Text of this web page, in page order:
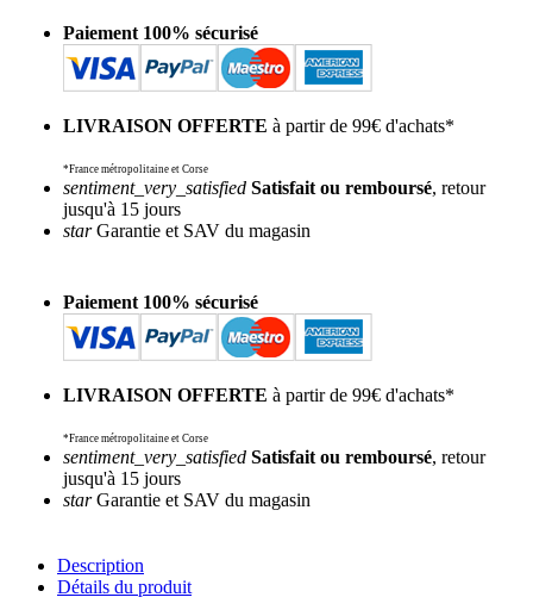
Paiement 100% sécurisé
LIVRAISON OFFERTE à partir de 99€ d'achats*
*France métropolitaine et Corse
sentiment_very_satisfied Satisfait ou remboursé, retour
jusqu'à 15 jours
starGarantie et SAV du magasin
Paiement 100% sécurisé
LIVRAISON OFFERTE à partir de 99€ d'achats*
*France métropolitaine et Corse
sentiment_very_satisfied Satisfait ou remboursé, retour
jusqu'à 15 jours
starGarantie et SAV du magasin
Description
Détails du produit